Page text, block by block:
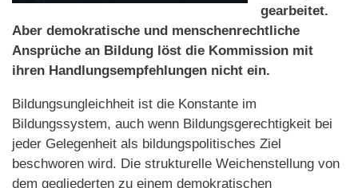
gearbeitet.
Aber demokratische und menschenrechtliche
Ansprüche an Bildung löst die Kommission mit
ihren Handlungsempfehlungen nicht ein.
Bildungsungleichheit ist die Konstante im
Bildungssystem, auch wenn Bildungsgerechtigkeit bei
jeder Gelegenheit als bildungspolitisches Ziel
beschworen wird. Die strukturelle Weichenstellung von
dem gegliederten zu einem demokratischen